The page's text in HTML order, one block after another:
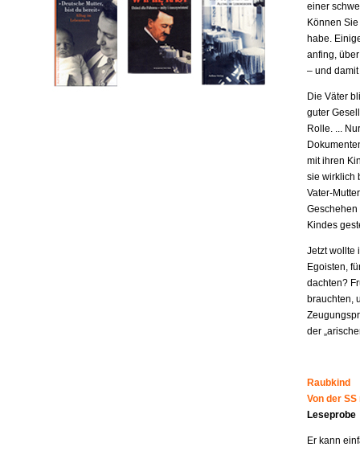
einer
Können
habe.
anfing,
– und
Die Väter
guter
Rolle. ...
mit ihren
sie wirklich
Vater-
Geschehen
Kindes
Jetzt wollte
Egoisten,
dachten?
brauchten,
der
Raubkind
Von der
Leseprobe
Er kann